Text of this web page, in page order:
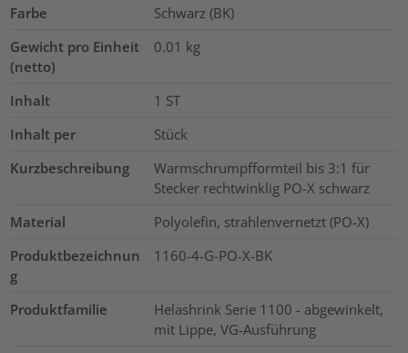
Farbe
Schwarz (BK)
Gewicht pro Einheit
(netto)
0.01 kg
Inhalt 1 ST
Inhalt per
Stück
Kurzbeschreibung
Warmschrumpfformteil bis 3:1 für
Stecker rechtwinklig PO-X schwarz
Material
Polyolefin, strahlenvernetzt (PO-X)
Produktbezeichnun
g
1160-4-G-PO-X-BK
Produktfamilie
Helashrink Serie 1100 - abgewinkelt,
mit Lippe, VG-Ausführung